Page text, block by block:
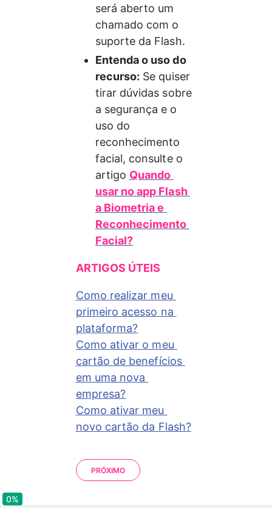
será aberto um
chamado com o
suporte da Flash.
Entenda o uso do
recurso: Se quiser
tirar dúvidas sobre
a segurança e o
uso do
reconhecimento
facial, consulte o
artigo Quando
usar no app Flash
a Biometria e
Reconhecimento
Facial?
ARTIGOS ÚTEIS
Como realizar meu
primeiro acesso na
plataforma?
Como ativar o meu
cartão de benefícios
em uma nova
empresa?
Como ativar meu
novo cartão da Flash?
PRÓXIMO
0%